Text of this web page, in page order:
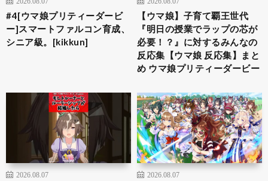
#4[ウマ娘プリティーダービ
ー]スマートファルコン育成、
シニア級。[kikkun]
【ウマ娘】子育て覇王世代
『明日の授業でラップの芯が
必要！？』に対するみんなの
反応集【ウマ娘 反応集】まと
め ウマ娘プリティーダービー
2026.08.07 2026.08.07